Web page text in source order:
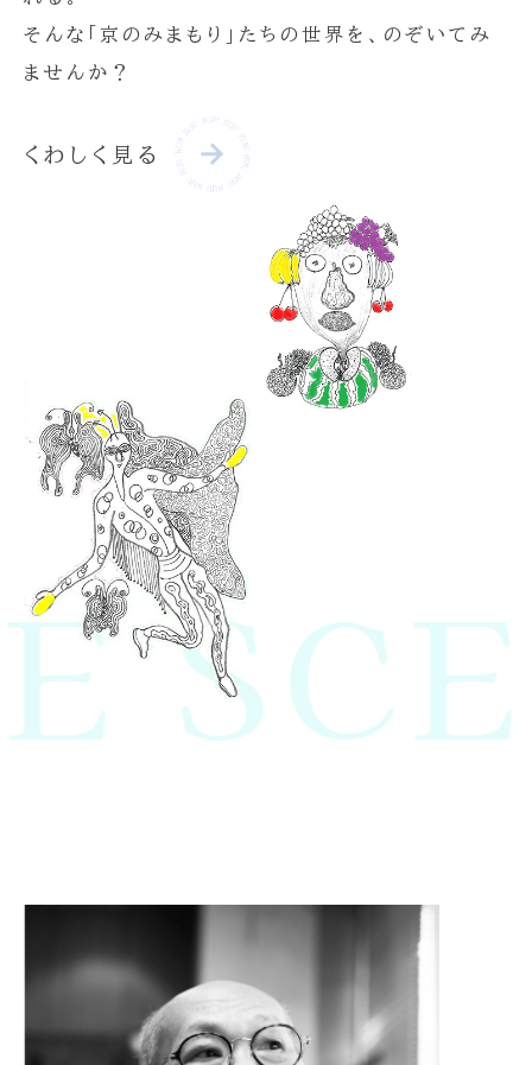
そんな「京のみまもり」たちの世界を、のぞいてみ
ませんか？
くわしく見る